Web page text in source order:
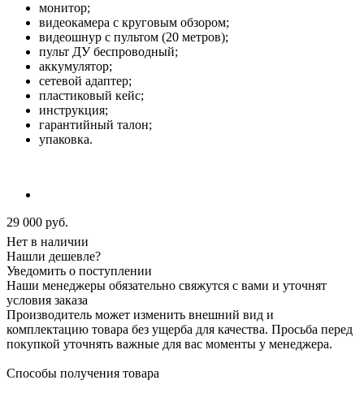
монитор;
видеокамера с круговым обзором;
видеошнур с пультом (20 метров);
пульт ДУ беспроводный;
аккумулятор;
сетевой адаптер;
пластиковый кейс;
инструкция;
гарантийный талон;
упаковка.
29 000 руб.
Нет в наличии
Нашли дешевле?
Уведомить о поступлении
Наши менеджеры обязательно свяжутся с вами и уточнят
условия заказа
Производитель может изменить внешний вид и
комплектацию товара без ущерба для качества. Просьба перед
покупкой уточнять важные для вас моменты у менеджера.
Способы получения товара